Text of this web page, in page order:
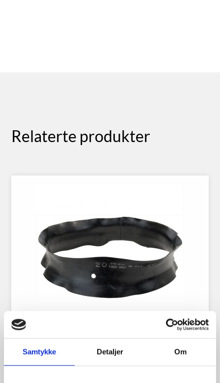
Samtykke Detaljer Om
Relaterte produkter
Felgband 18×5″